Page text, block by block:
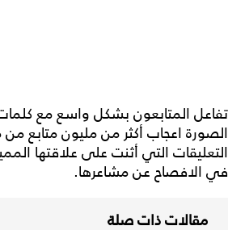
تفاعل المتابعون بشكل واسع مع كلمات
الصورة اعجاب أكثر من مليون متابع من
التعليقات التي أثنت على علاقتها
في الافصاح عن مشاعرها.
مقالات ذات صلة